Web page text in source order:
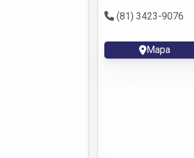
(81) 3423-9076
Mapa